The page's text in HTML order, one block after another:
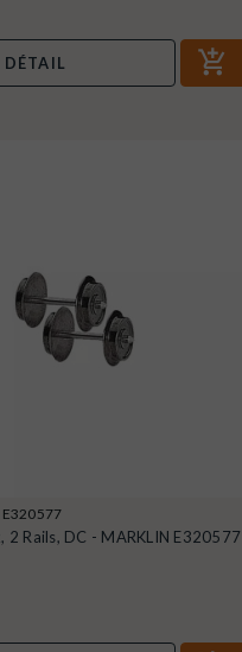
DÉTAIL
E320577
2 Rails, DC - MARKLIN E320577